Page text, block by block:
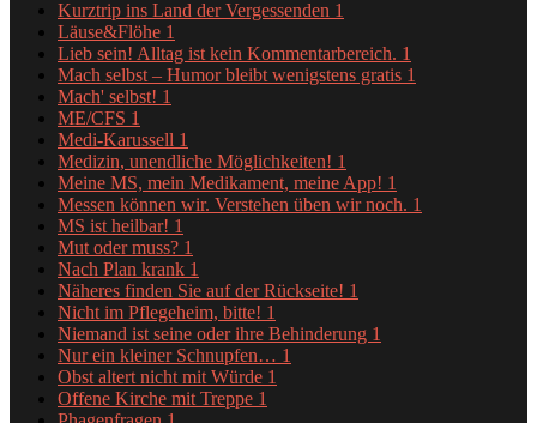
Kurztrip ins Land der Vergessenden 1
Läuse&Flöhe 1
Lieb sein! Alltag ist kein Kommentarbereich. 1
Mach selbst – Humor bleibt wenigstens gratis 1
Mach' selbst! 1
ME/CFS 1
Medi-Karussell 1
Medizin, unendliche Möglichkeiten! 1
Meine MS, mein Medikament, meine App! 1
Messen können wir. Verstehen üben wir noch. 1
MS ist heilbar! 1
Mut oder muss? 1
Nach Plan krank 1
Näheres finden Sie auf der Rückseite! 1
Nicht im Pflegeheim, bitte! 1
Niemand ist seine oder ihre Behinderung 1
Nur ein kleiner Schnupfen… 1
Obst altert nicht mit Würde 1
Offene Kirche mit Treppe 1